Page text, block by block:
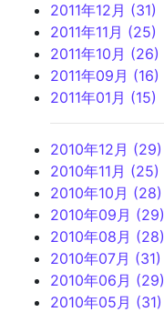
2011年12月 (31)
2011年11月 (25)
2011年10月 (26)
2011年09月 (16)
2011年01月 (15)
2010年12月 (29)
2010年11月 (25)
2010年10月 (28)
2010年09月 (29)
2010年08月 (28)
2010年07月 (31)
2010年06月 (29)
2010年05月 (31)